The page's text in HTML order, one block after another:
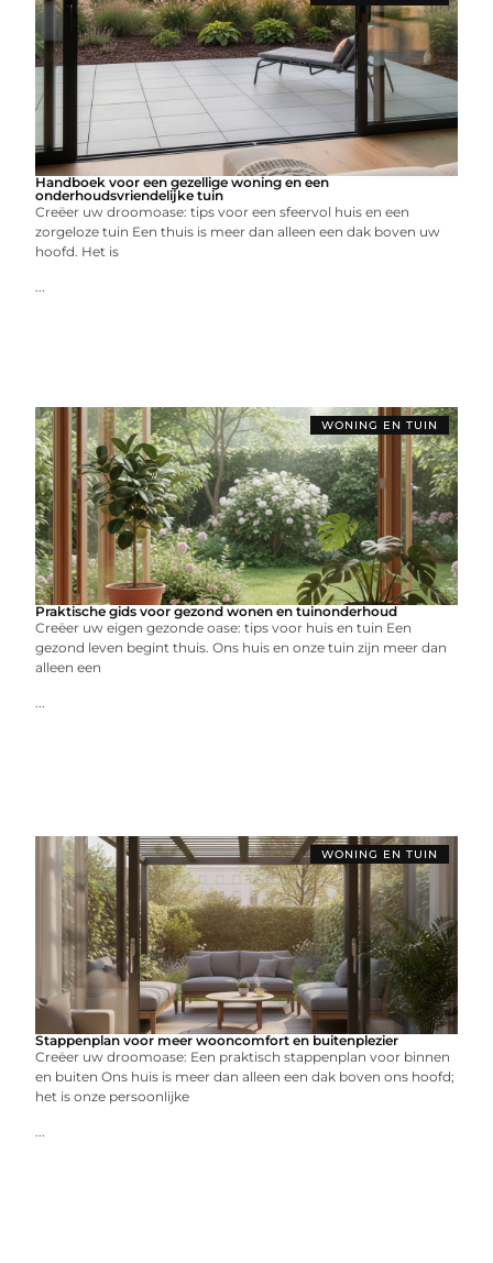
Handboek voor een gezellige woning en een
onderhoudsvriendelijke tuin
Creëer uw droomoase: tips voor een sfeervol huis en een
zorgeloze tuin Een thuis is meer dan alleen een dak boven uw
hoofd. Het is
...
WONING EN TUIN
Praktische gids voor gezond wonen en tuinonderhoud
Creëer uw eigen gezonde oase: tips voor huis en tuin Een
gezond leven begint thuis. Ons huis en onze tuin zijn meer dan
alleen een
...
WONING EN TUIN
Stappenplan voor meer wooncomfort en buitenplezier
Creëer uw droomoase: Een praktisch stappenplan voor binnen
en buiten Ons huis is meer dan alleen een dak boven ons hoofd;
het is onze persoonlijke
...